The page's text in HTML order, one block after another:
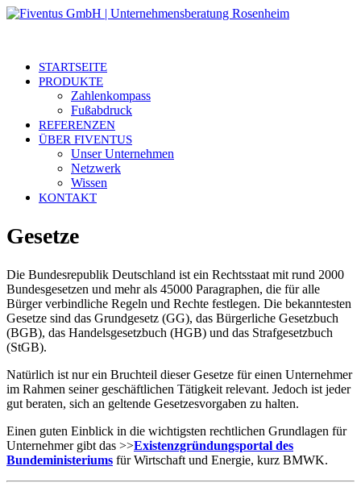
STARTSEITE
PRODUKTE
Zahlenkompass
Fußabdruck
REFERENZEN
ÜBER FIVENTUS
Unser Unternehmen
Netzwerk
Wissen
KONTAKT
Gesetze
Die Bundesrepublik Deutschland ist ein Rechtsstaat mit rund 2000
Bundesgesetzen und mehr als 45000 Paragraphen, die für alle
Bürger verbindliche Regeln und Rechte festlegen. Die bekanntesten
Gesetze sind das Grundgesetz (GG), das Bürgerliche Gesetzbuch
(BGB), das Handelsgesetzbuch (HGB) und das Strafgesetzbuch
(StGB).
Natürlich ist nur ein Bruchteil dieser Gesetze für einen Unternehmer
im Rahmen seiner geschäftlichen Tätigkeit relevant. Jedoch ist jeder
gut beraten, sich an geltende Gesetzesvorgaben zu halten.
Einen guten Einblick in die wichtigsten rechtlichen Grundlagen für
Unternehmer gibt das >>Existenzgründungsportal des
Bundeministeriums für Wirtschaft und Energie, kurz BMWK.